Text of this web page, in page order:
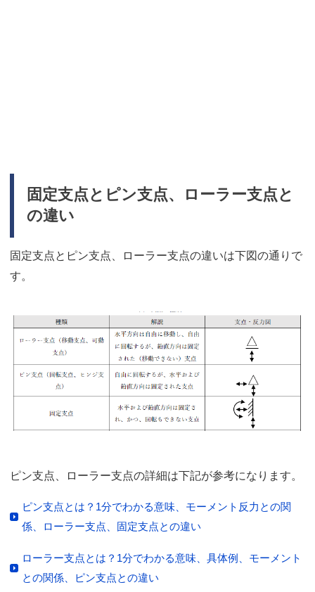
固定支点とピン支点、ローラー支点と
の違い
固定支点とピン支点、ローラー支点の違いは下図の通りで
す。
ピン支点、ローラー支点の詳細は下記が参考になります。
ピン支点とは？1分でわかる意味、モーメント反力との関
係、ローラー支点、固定支点との違い
ローラー支点とは？1分でわかる意味、具体例、モーメント
との関係、ピン支点との違い